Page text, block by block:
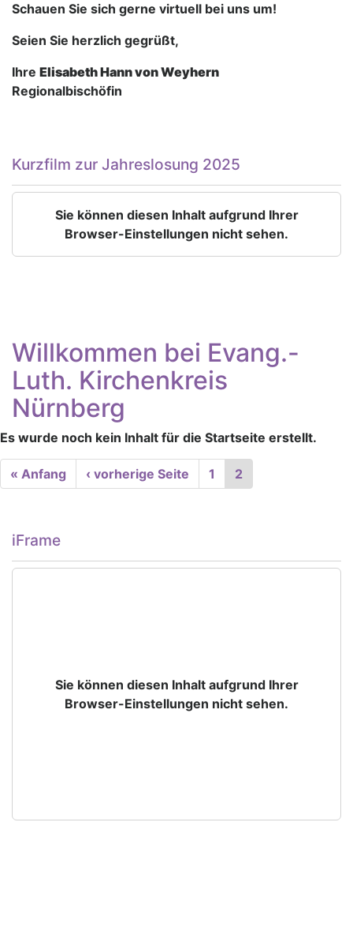
Schauen Sie sich gerne virtuell bei uns um!
Seien Sie herzlich gegrüßt,
Ihre Elisabeth Hann von Weyhern
Regionalbischöfin
Kurzfilm zur Jahreslosung 2025
Sie können diesen Inhalt aufgrund Ihrer
Browser-Einstellungen nicht sehen.
Willkommen bei Evang.-
Luth. Kirchenkreis
Nürnberg
Es wurde noch kein Inhalt für die Startseite erstellt.
Seitennummerierung
First
page
« Anfang
Vorherige
Seite
‹ vorherige Seite Seite
1
Aktuelle
Seite
2
iFrame
Sie können diesen Inhalt aufgrund Ihrer
Browser-Einstellungen nicht sehen.